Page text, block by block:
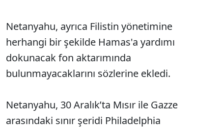
Netanyahu, ayrıca Filistin yönetimine
herhangi bir şekilde Hamas'a yardımı
dokunacak fon aktarımında
bulunmayacaklarını sözlerine ekledi.
Netanyahu, 30 Aralık’ta Mısır ile Gazze
arasındaki sınır şeridi Philadelphia